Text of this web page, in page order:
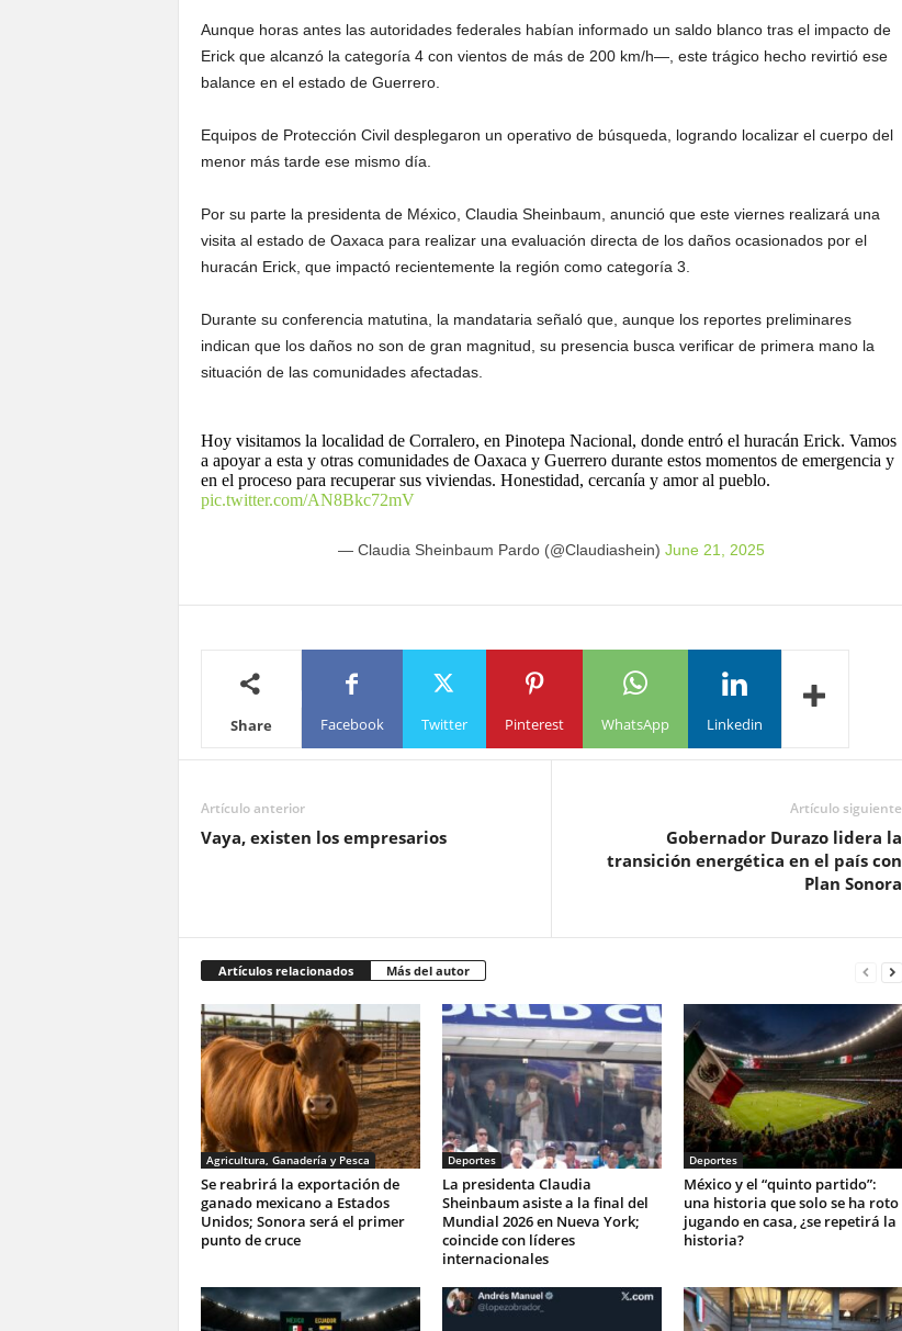
Aunque horas antes las autoridades federales habían informado un saldo blanco tras el impacto de
Erick que alcanzó la categoría 4 con vientos de más de 200 km/h—, este trágico hecho revirtió ese
balance en el estado de Guerrero.
Equipos de Protección Civil desplegaron un operativo de búsqueda, logrando localizar el cuerpo del
menor más tarde ese mismo día.
Por su parte la presidenta de México, Claudia Sheinbaum, anunció que este viernes realizará una
visita al estado de Oaxaca para realizar una evaluación directa de los daños ocasionados por el
huracán Erick, que impactó recientemente la región como categoría 3.
Durante su conferencia matutina, la mandataria señaló que, aunque los reportes preliminares
indican que los daños no son de gran magnitud, su presencia busca verificar de primera mano la
situación de las comunidades afectadas.
Hoy visitamos la localidad de Corralero, en Pinotepa Nacional, donde entró el huracán Erick. Vamos
a apoyar a esta y otras comunidades de Oaxaca y Guerrero durante estos momentos de emergencia y
en el proceso para recuperar sus viviendas. Honestidad, cercanía y amor al pueblo.
pic.twitter.com/AN8Bkc72mV
— Claudia Sheinbaum Pardo (@Claudiashein) June 21, 2025
Share Facebook Twitter Pinterest WhatsApp Linkedin
Artículo anterior
Vaya, existen los empresarios
Artículo siguiente
Gobernador Durazo lidera la
transición energética en el país con
Plan Sonora
Artículos relacionados Más del autor
Agricultura, Ganadería y Pesca
Se reabrirá la exportación de
ganado mexicano a Estados
Unidos; Sonora será el primer
punto de cruce
Deportes
La presidenta Claudia
Sheinbaum asiste a la final del
Mundial 2026 en Nueva York;
coincide con líderes
internacionales
Deportes
México y el “quinto partido”:
una historia que solo se ha roto
jugando en casa, ¿se repetirá la
historia?